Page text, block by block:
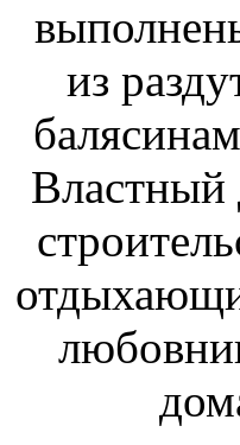
из
Властный